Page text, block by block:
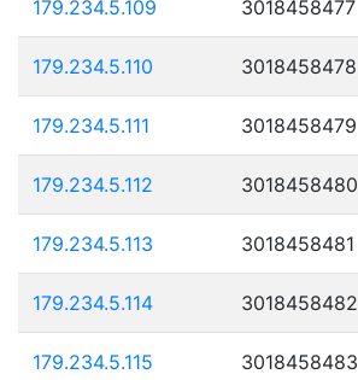
179.234.5.109 3018458477
179.234.5.110 3018458478
179.234.5.111 3018458479
179.234.5.112 3018458480
179.234.5.113 3018458481
179.234.5.114 3018458482
179.234.5.115 3018458483